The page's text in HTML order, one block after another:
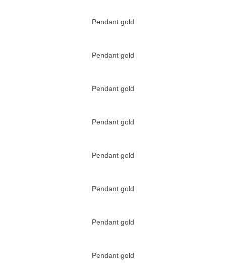
Pendant gold
Pendant gold
Pendant gold
Pendant gold
Pendant gold
Pendant gold
Pendant gold
Pendant gold